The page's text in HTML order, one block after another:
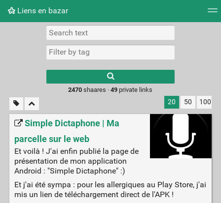
Liens en bazar
Picture wall
2470 shaares ·49 private links
20 50 100
Simple Dictaphone | Ma
parcelle sur le web
Et voilà ! J'ai enfin publié la page de
présentation de mon application
Android : "Simple Dictaphone" :)
Et j'ai été sympa : pour les allergiques au Play Store, j'ai
mis un lien de téléchargement direct de l'APK !